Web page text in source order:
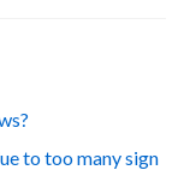
to too many sign